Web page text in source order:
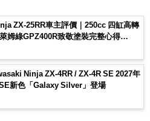
ZX-25RR車主評價｜250cc 四缸高轉
姆綠GPZ400R致敬塗裝完整心得
Ninja ZX-4RR / ZX-4R SE 2027年
新色「Galaxy Silver」登場